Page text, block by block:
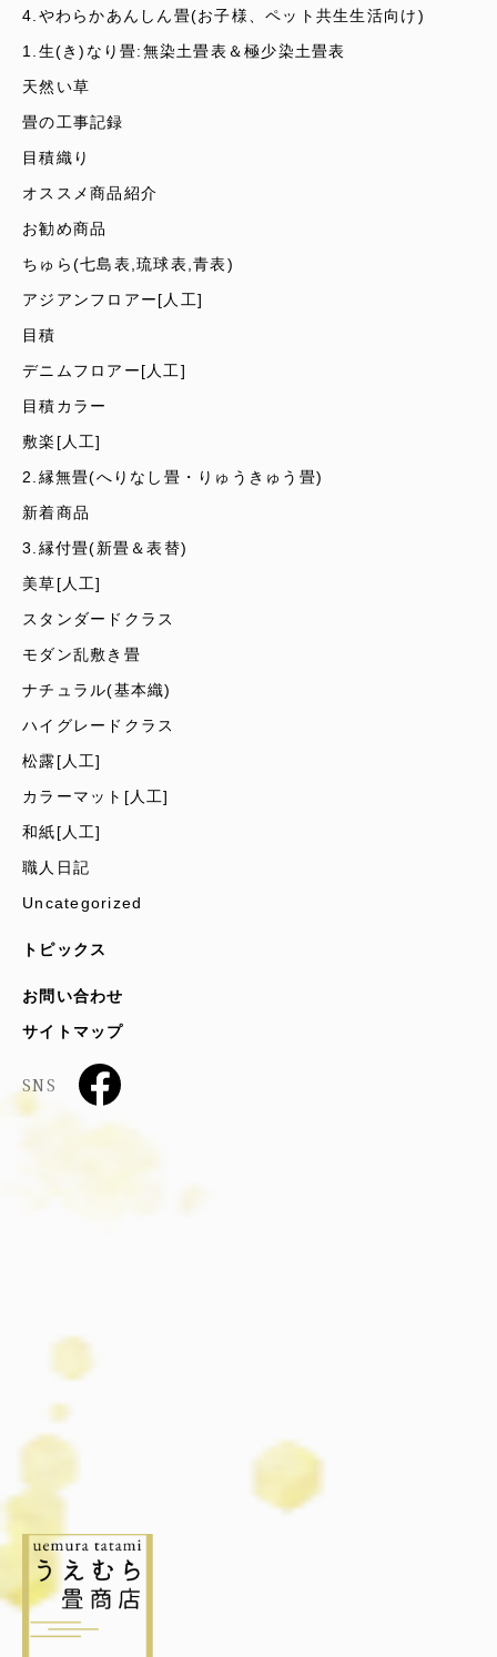
4.やわらかあんしん畳(お子様、ペット共生生活向け)
1.生(き)なり畳:無染土畳表＆極少染土畳表
天然い草
畳の工事記録
目積織り
オススメ商品紹介
お勧め商品
ちゅら(七島表,琉球表,青表)
アジアンフロアー[人工]
目積
デニムフロアー[人工]
目積カラー
敷楽[人工]
2.縁無畳(へりなし畳・りゅうきゅう畳)
新着商品
3.縁付畳(新畳＆表替)
美草[人工]
スタンダードクラス
モダン乱敷き畳
ナチュラル(基本織)
ハイグレードクラス
松露[人工]
カラーマット[人工]
和紙[人工]
職人日記
Uncategorized
トピックス
お問い合わせ
サイトマップ
SNS